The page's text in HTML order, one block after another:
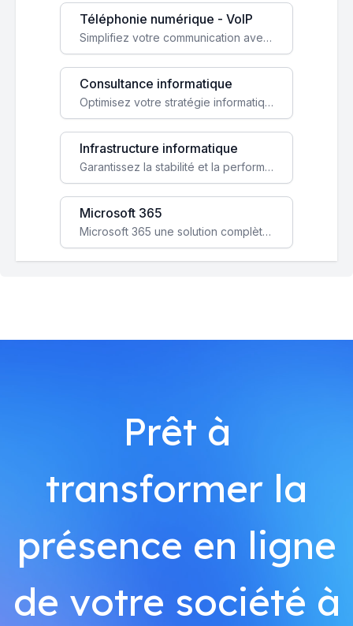
Téléphonie numérique - VoIP
Simplifiez votre communication avec une solution VoIP flexible, économique et adaptée à vos besoins professionnels.
Consultance informatique
Optimisez votre stratégie informatique avec l'expertise de nos consultants pour améliorer votre efficacité et sécurité.
Infrastructure informatique
Garantissez la stabilité et la performance de votre entreprise avec une infrastructure IT sécurisée et évolutive.
Microsoft 365
Microsoft 365 une solution complète qui booste votre productivité, renforce la sécurité de vos données et facilite la collaboration.
Prêt à
transformer la
présence en ligne
de votre société à